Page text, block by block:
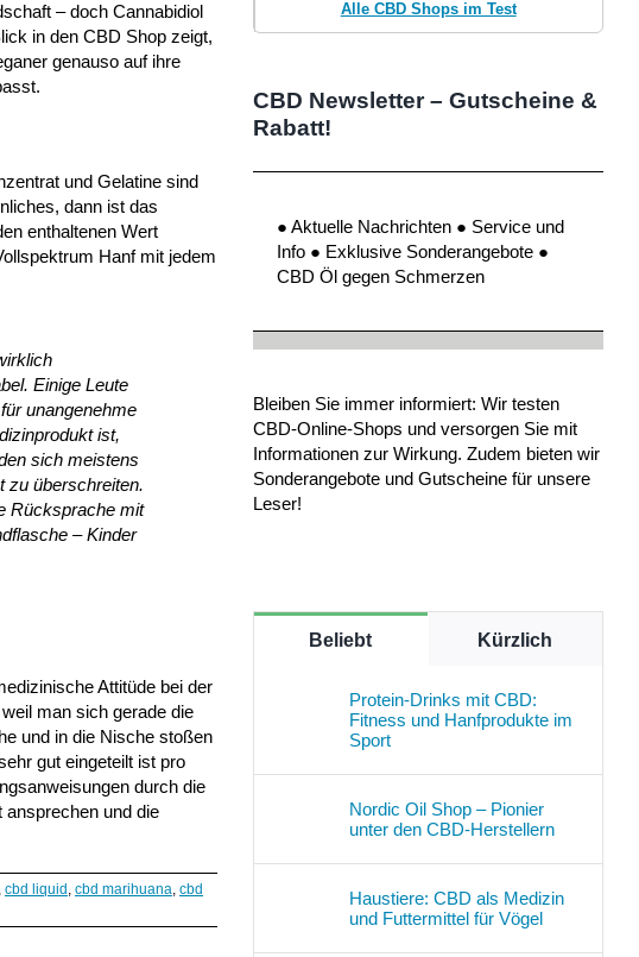
– doch Cannabidiol
in den CBD Shop zeigt,
genauso auf ihre
und Gelatine sind
dann ist das
enthaltenen Wert
Hanf mit jedem
Einige Leute
unangenehme
ist,
sich meistens
zu überschreiten.
Rücksprache mit
– Kinder
Attitüde bei der
man sich gerade die
und in die Nische stoßen
gut eingeteilt ist pro
durch die
und die
, cbd liquid , cbd marihuana, cbd
Alle CBD Shops im Test
CBD Newsletter – Gutscheine &
Rabatt!
● Aktuelle Nachrichten ● Service und
Info ● Exklusive Sonderangebote ●
CBD Öl gegen Schmerzen
Bleiben Sie immer informiert: Wir testen
CBD-Online-Shops und versorgen Sie mit
Informationen zur Wirkung. Zudem bieten wir
Sonderangebote und Gutscheine für unsere
Leser!
Beliebt Kürzlich
Protein-Drinks mit CBD:
Fitness und Hanfprodukte im
Sport
Nordic Oil Shop – Pionier
unter den CBD-Herstellern
Haustiere: CBD als Medizin
und Futtermittel für Vögel